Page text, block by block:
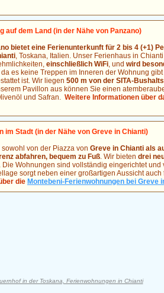
auf dem Land (in der Nähe von Panzano)
bietet eine Ferienunterkunft für 2 bis 4 (+1)
, Toskana, Italien. Unser Ferienhaus in
einschließlich WiFi, und wird
da es keine Treppen im Inneren der Wohnung
ist. Wir liegen 500 m von der SITA-
Pavillon aus können Sie einen
und Safran. Weitere Informationen über
im Stadt (in der Nähe von Greve in Chianti)
von der Piazza von Greve in Chianti als
abfahren, bequem zu Fuß. Wir bieten drei
. Die Wohnungen sind vollständig eingerichtet und
sorgt neben einer großartigen Aussicht auch
die Montebeni-Ferienwohnungen bei Greve
in der Toskana, Ferienwohnungen in Chianti